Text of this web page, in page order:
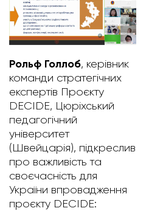
Рольф Голлоб, керівник
команди стратегічних
експертів Проєкту
DECIDE, Цюріхський
педагогічний
університет
(Швейцарія), підкреслив
про важливість та
своєчасність для
України впровадження
проєкту DECIDE: